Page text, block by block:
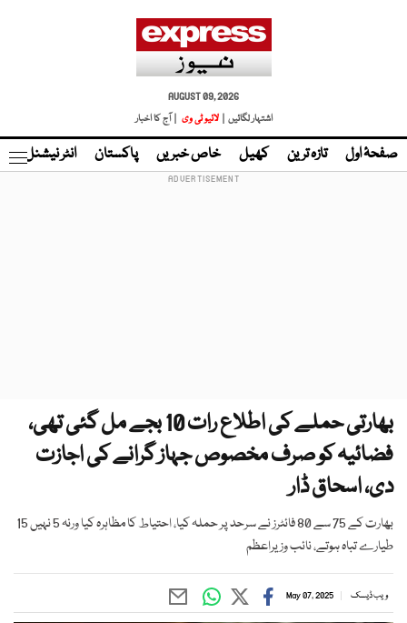
AUGUST 09, 2026
اشتہار لگائیں |
لائیو ٹی وی | آج کا اخبار
صفحۂ اول تازہ ترین کھیل خاص خبریں پاکستان انٹر نیشنل
بھارتی حملے کی اطلاع رات 10 بجے مل گئی تھی،
فضائیہ کو صرف مخصوص جہاز گرانے کی اجازت
دی، اسحاق ڈار
بھارت کے 75 سے 80 فائٹرز نے سرحد پر حملہ کیا، احتیاط کا مظاہرہ کیا ورنہ 5 نہیں 15
طیارے تباہ ہوتے، نائب وزیراعظم
ویب ڈیسک May 07, 2025